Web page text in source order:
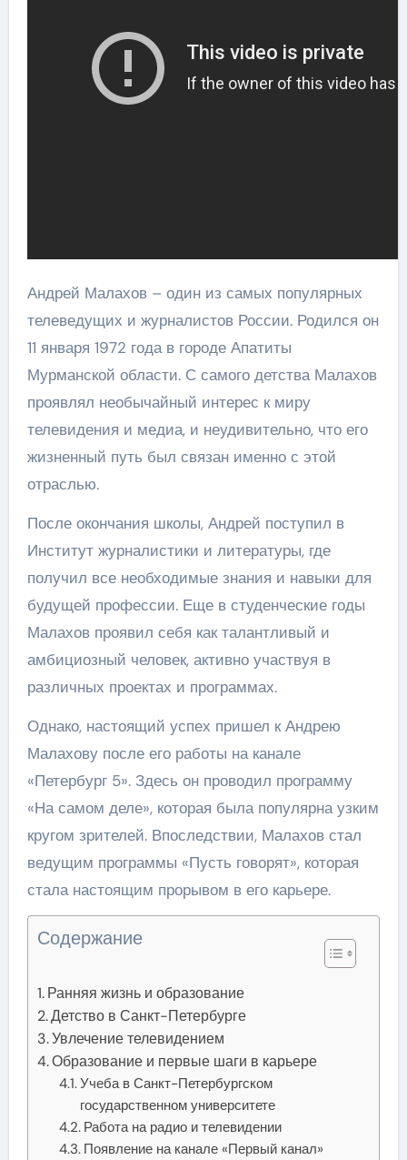
Андрей Малахов – один из самых популярных
телеведущих и журналистов России. Родился он
11 января 1972 года в городе Апатиты
Мурманской области. С самого детства Малахов
проявлял необычайный интерес к миру
телевидения и медиа, и неудивительно, что его
жизненный путь был связан именно с этой
отраслью.
После окончания школы, Андрей поступил в
Институт журналистики и литературы, где
получил все необходимые знания и навыки для
будущей профессии. Еще в студенческие годы
Малахов проявил себя как талантливый и
амбициозный человек, активно участвуя в
различных проектах и программах.
Однако, настоящий успех пришел к Андрею
Малахову после его работы на канале
«Петербург 5». Здесь он проводил программу
«На самом деле», которая была популярна узким
кругом зрителей. Впоследствии, Малахов стал
ведущим программы «Пусть говорят», которая
стала настоящим прорывом в его карьере.
Содержание
Ранняя жизнь и образование
Детство в Санкт-Петербурге
Увлечение телевидением
Образование и первые шаги в карьере
Учеба в Санкт-Петербургском
государственном университете
Работа на радио и телевидении
Появление на канале «Первый канал»